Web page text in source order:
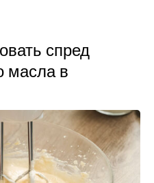
спред
масла в